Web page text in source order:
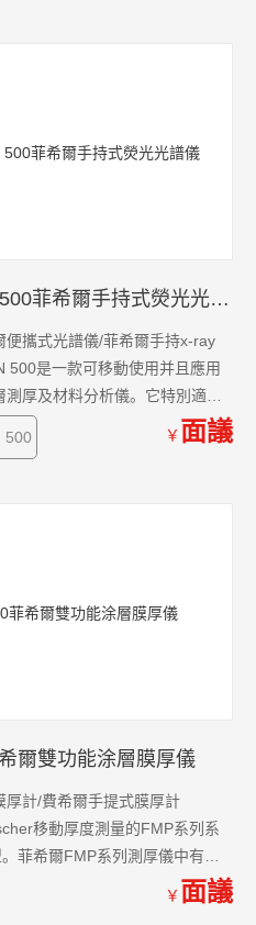
Fischescope x-ray XAN 500菲希爾手持式熒光光譜儀
攜式光譜儀/菲希爾手持x-ray
500是一款可移動使用并且應用
厚及材料分析儀。它特別適用
。 適用于客戶進行質量控制、
500 ￥ 面議
爾雙功能涂層膜厚儀
計/費希爾手提式膜厚計
移動厚度測量的FMP系列系
菲希爾FMP系列測厚儀中有超
多數測量任務的正確解決方
涂層厚度和有色金屬上涂層厚
￥ 面議